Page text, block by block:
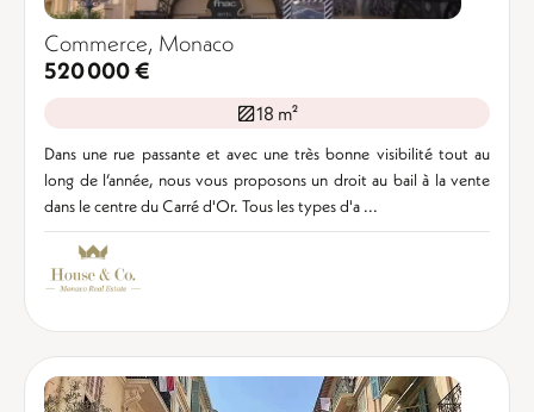
Commerce, Monaco
520 000 €
18 m²
Dans une rue passante et avec une très bonne visibilité tout au
long de l’année, nous vous proposons un droit au bail à la vente
dans le centre du Carré d'Or. Tous les types d'a ...